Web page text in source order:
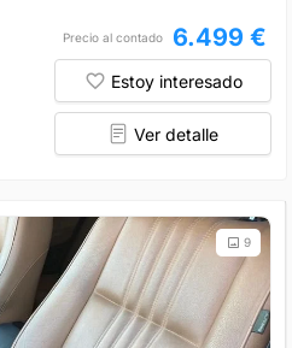
Precio al contado 6.499 €
Estoy interesado
Ver detalle
9